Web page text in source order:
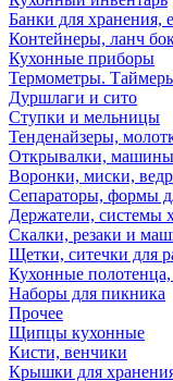
Банки для хранения,
Контейнеры, ланч
Кухонные приборы
Термометры.
Дуршлаги и сито
Ступки и мельницы
Тенденайзеры,
Открывалки, машины
Воронки, миски,
Сепараторы, формы
Держатели, системы
Скалки, резаки и
Щетки, ситечки для
Кухонные
Наборы для пикника
Прочее
Щипцы кухонные
Кисти, венчики
Крышки для